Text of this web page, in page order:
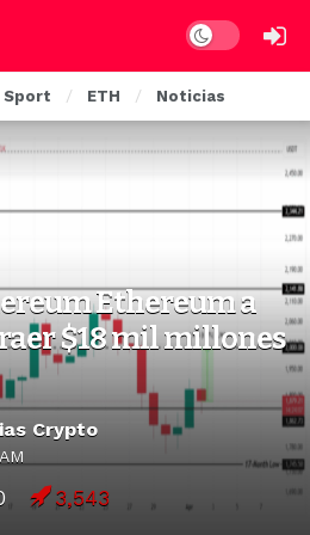
Dark mode
Sport ETH Noticias
Ethereum a
$18 mil millones
Crypto
3,543